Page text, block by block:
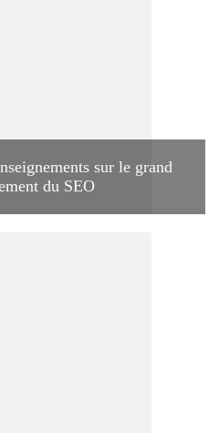
sur le grand
du SEO